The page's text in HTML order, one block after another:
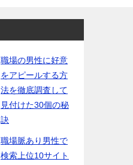
職場の男性に好意
をアピールする方
法を徹底調査して
見付けた30個の秘
訣
職場脈あり男性で
検索上位10サイト